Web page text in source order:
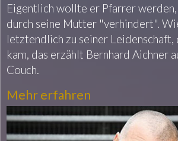
Eigentlich wollte er Pfarrer
durch seine Mutter "verhindert".
letztendlich zu seiner Leidenschaft,
kam, das erzählt Bernhard Aichner
Couch.
Mehr erfahren